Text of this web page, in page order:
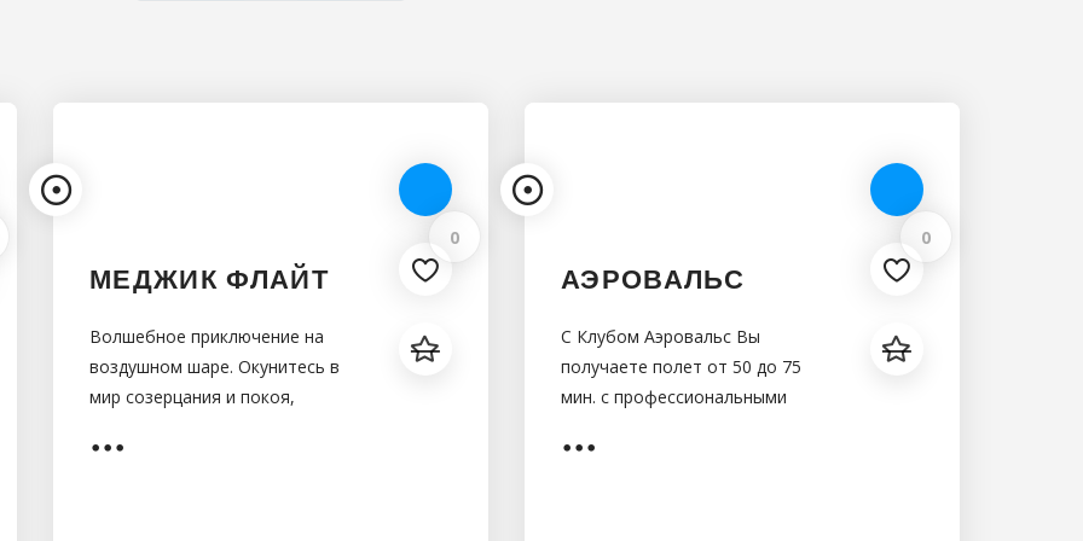
0
МЕДЖИК ФЛАЙТ
Волшебное приключение на
воздушном шаре. Окунитесь в
мир созерцания и покоя,
воздуха и получите море
0
АЭРОВАЛЬС
С Клубом Аэровальс Вы
получаете полет от 50 до 75
мин. с профессиональными
сертифицированной технике,